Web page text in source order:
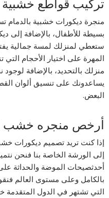
تركيب قواطع خشبية
منجرة ديكورات خشبية بالدمام
بسيطة للأطفال، بالإضافة إلى
ستعطي لمنزلك لمسة جمالية
المهرة على اختيار الأحجام
منزلك بالتحديد، بالإضافة
يساعدونك على تنسيق ألوان
البعض.
أرخص منجره خشب
إذا كنت تريد تصميم ديكورات
إلى الورشة الخاصة بنا فنحن
أحدثصيحات الموضة والحداثة
بالكامل وعلى مستوى العالم
التي تشتهر في الدول